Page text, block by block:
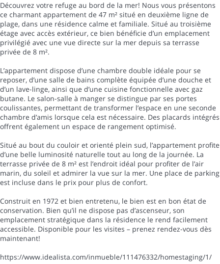
Découvrez votre refuge au bord de la mer! Nous vous présentons
ce charmant appartement de 47 m² situé en deuxième ligne de
plage, dans une résidence calme et familiale. Situé au troisième
étage avec accès extérieur, ce bien bénéficie d’un emplacement
privilégié avec une vue directe sur la mer depuis sa terrasse
privée de 8 m².
L’appartement dispose d’une chambre double idéale pour se
reposer, d’une salle de bains complète équipée d’une douche et
d’un lave-linge, ainsi que d’une cuisine fonctionnelle avec gaz
butane. Le salon-salle à manger se distingue par ses portes
coulissantes, permettant de transformer l’espace en une seconde
chambre d’amis lorsque cela est nécessaire. Des placards intégrés
offrent également un espace de rangement optimisé.
Situé au bout du couloir et orienté plein sud, l’appartement profite
d’une belle luminosité naturelle tout au long de la journée. La
terrasse privée de 8 m² est l’endroit idéal pour profiter de l’air
marin, du soleil et admirer la vue sur la mer. Une place de parking
est incluse dans le prix pour plus de confort.
Construit en 1972 et bien entretenu, le bien est en bon état de
conservation. Bien qu’il ne dispose pas d’ascenseur, son
emplacement stratégique dans la résidence le rend facilement
accessible. Disponible pour les visites – prenez rendez-vous dès
maintenant!
https://www.idealista.com/inmueble/111476332/homestaging/1/